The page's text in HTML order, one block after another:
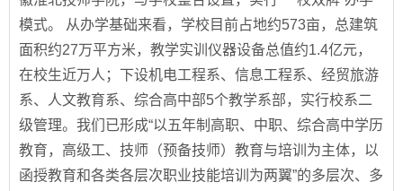
模式。 从办学基础来看，学校目前占地约573亩，总建筑
面积约27万平方米，教学实训仪器设备总值约1.4亿元，
在校生近万人；下设机电工程系、信息工程系、经贸旅游
系、人文教育系、综合高中部5个教学系部，实行校系二
级管理。我们已形成“以五年制高职、中职、综合高中学历
教育，高级工、技师（预备技师）教育与培训为主体，以
函授教育和各类各层次职业技能培训为两翼”的多层次、多